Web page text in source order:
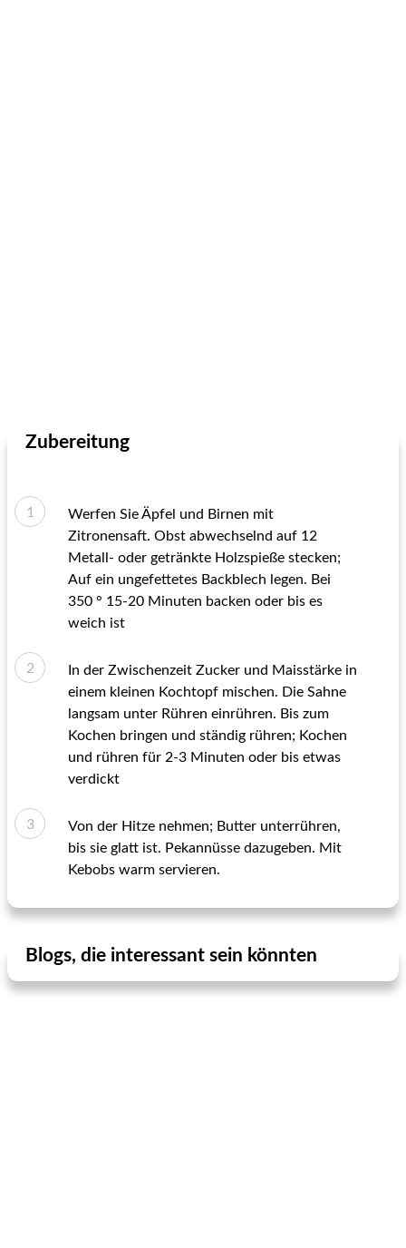
Zubereitung
Werfen Sie Äpfel und Birnen mit
Zitronensaft. Obst abwechselnd auf 12
Metall- oder getränkte Holzspieße stecken;
Auf ein ungefettetes Backblech legen. Bei
350 ° 15-20 Minuten backen oder bis es
weich ist
In der Zwischenzeit Zucker und Maisstärke in
einem kleinen Kochtopf mischen. Die Sahne
langsam unter Rühren einrühren. Bis zum
Kochen bringen und ständig rühren; Kochen
und rühren für 2-3 Minuten oder bis etwas
verdickt
Von der Hitze nehmen; Butter unterrühren,
bis sie glatt ist. Pekannüsse dazugeben. Mit
Kebobs warm servieren.
Blogs, die interessant sein könnten